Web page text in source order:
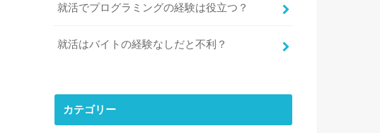
就活でプログラミングの経験は役立つ？
就活はバイトの経験なしだと不利？
カテゴリー